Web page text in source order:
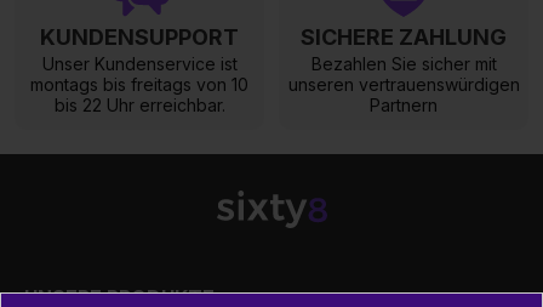
KUNDENSUPPORT
Unser Kundenservice ist
montags bis freitags von 10
bis 22 Uhr erreichbar.
SICHERE ZAHLUNG
Bezahlen Sie sicher mit
unseren vertrauenswürdigen
Partnern
UNSERE PRODUKTE 